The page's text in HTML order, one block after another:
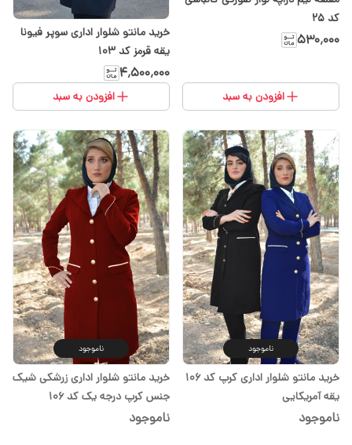
کد ۲۵
۵۳۰٬۰۰۰
افزودن به سبد
خرید مانتو شلوار اداری سوپر فیونا
یقه قرمز کد ۱۰۳
۴٬۵۰۰٬۰۰۰
افزودن به سبد
ناموجود
خرید مانتو شلوار اداری کرپ کد ۱۰۶
یقه آمریکایی
ناموجود
ناموجود
خرید مانتو شلوار اداری زرشکی شیک
جنس کرپ درجه یک کد 106
ناموجود